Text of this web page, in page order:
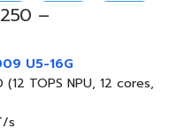
–
U5-16G
TOPS NPU, 12 cores,
s